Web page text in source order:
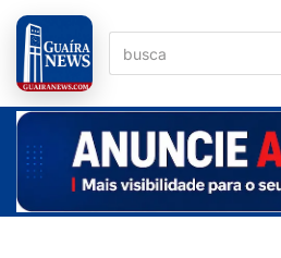
Pular
para
o
conteúdo